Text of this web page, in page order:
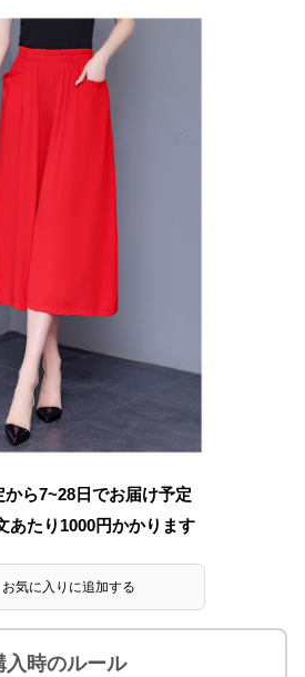
から7~28日でお届け予定
あたり 1000円かかります
お気に入りに追加する
入時のルール